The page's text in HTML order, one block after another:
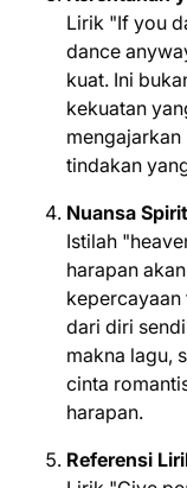
Lirik "If you
dance
kuat. Ini
kekuatan
tindakan
Nuansa
Istilah
harapan
kepercayaan
dari diri
makna lagu,
cinta
harapan.
Referensi